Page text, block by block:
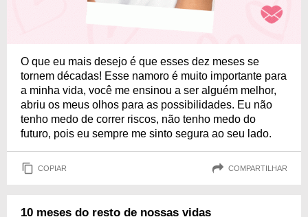
O que eu mais desejo é que esses dez meses se
tornem décadas! Esse namoro é muito importante para
a minha vida, você me ensinou a ser alguém melhor,
abriu os meus olhos para as possibilidades. Eu não
tenho medo de correr riscos, não tenho medo do
futuro, pois eu sempre me sinto segura ao seu lado.
COPIAR COMPARTILHAR
10 meses do resto de nossas vidas